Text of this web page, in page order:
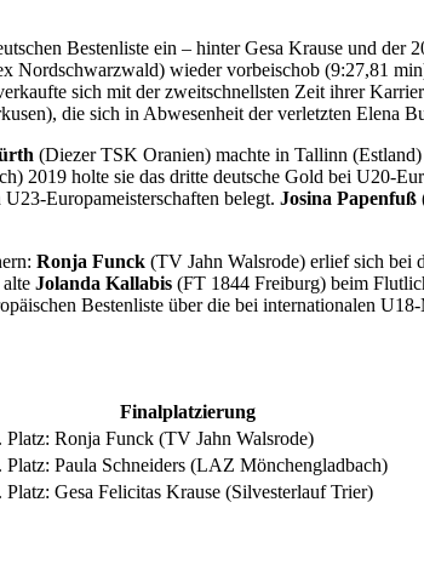
Bestenliste ein – hinter Gesa Krause und
Nordschwarzwald) wieder vorbeischob (9:27,81
sich mit der zweitschnellsten Zeit ihrer
die sich in Abwesenheit der verletzten Elena
(Diezer TSK Oranien) machte in Tallinn
2019 holte sie das dritte deutsche Gold bei U20-
Europameisterschaften belegt. Josina Papenfuß
Ronja Funck (TV Jahn Walsrode) erlief sich bei
Jolanda Kallabis (FT 1844 Freiburg) beim
Bestenliste über die bei internationalen
Finalplatzierung
Platz: Ronja Funck (TV Jahn Walsrode)
Platz: Paula Schneiders (LAZ Mönchengladbach)
Platz: Gesa Felicitas Krause (Silvesterlauf Trier)